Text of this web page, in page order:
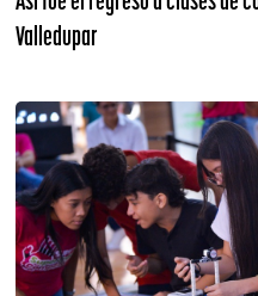
Valledupar